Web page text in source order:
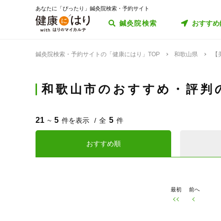
あなたに「ぴったり」鍼灸院検索・予約サイト
鍼灸院検索 おすす
鍼灸院検索・予約サイトの「健康にはり」TOP 和歌山県
和歌山市のおすすめ・評
21 ~ 5 件を表示 全 5 件
おすすめ順
最初 前へ